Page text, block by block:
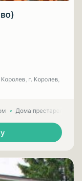
г. Королев,
Дома престарелых